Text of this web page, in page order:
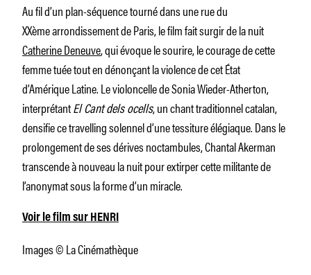
Au fil d’un plan-séquence tourné dans une rue du
XXème arrondissement de Paris, le film fait surgir de la nuit
Catherine Deneuve, qui évoque le sourire, le courage de cette
femme tuée tout en dénonçant la violence de cet État
d’Amérique Latine. Le violoncelle de Sonia Wieder-Atherton,
interprétantEl Cant dels ocells, un chant traditionnel catalan,
densifie ce travelling solennel d’une tessiture élégiaque. Dans le
prolongement de ses dérives noctambules, Chantal Akerman
transcende à nouveau la nuit pour extirper cette militante de
l’anonymat sous la forme d’un miracle.
Voir le film sur HENRI
Images © La Cinémathèque